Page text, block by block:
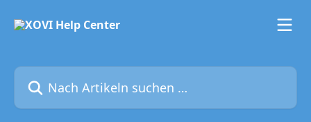
Nach Artikeln suchen …